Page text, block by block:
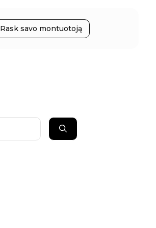
Rask savo montuotoją